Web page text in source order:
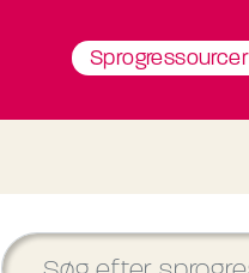
Sprogressourcer